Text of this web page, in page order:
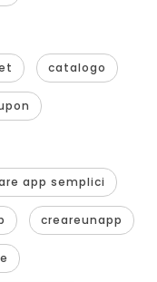
catalogo
app semplici
creareunapp